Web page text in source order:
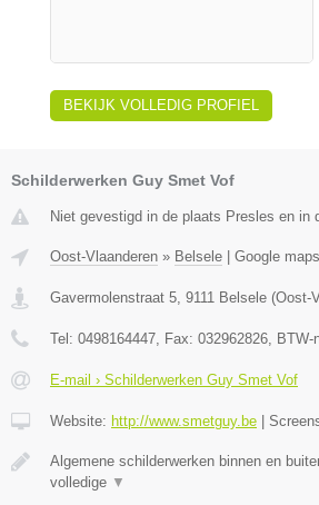
BEKIJK VOLLEDIG PROFIEL
Schilderwerken Guy Smet Vof
Niet gevestigd in de plaats Presles en in
Oost-Vlaanderen » Belsele Google maps
Gavermolenstraat 5, 9111 Belsele (Oost-
Tel: 0498164447, Fax: 032962826, BTW-
E-mail › Schilderwerken Guy Smet Vof
Website: http://www.smetguy.be
Algemene schilderwerken binnen en
volledige ▼